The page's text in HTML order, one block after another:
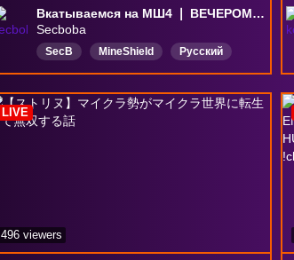
Вкатываемся на МШ4 ❘ ВЕЧЕРОМ ГРАВИТИ ФОЛЗ 2 СЕЗОН (смотрим серии 2,3,4) !тг !funpay
Secboba
SecB MineShield Русский
LIVE
496 viewers